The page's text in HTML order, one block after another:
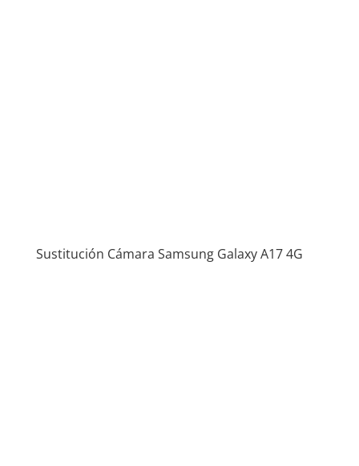
Sustitución Cámara Samsung Galaxy A17 4G